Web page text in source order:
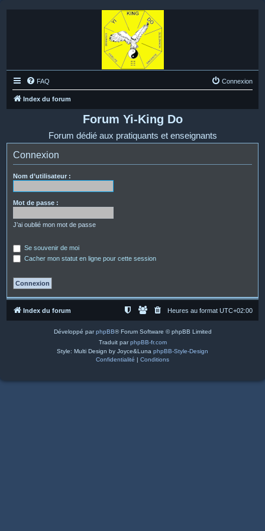
FAQ Connexion
Index du forum
Forum Yi-King Do
Forum dédié aux pratiquants et enseignants
Connexion
Nom d’utilisateur :
Mot de passe :
J’ai oublié mon mot de passe
Se souvenir de moi
Cacher mon statut en ligne pour cette session
Index du forum Heures au format UTC+02:00
Développé parphpBB® Forum Software © phpBB Limited
Traduit parphpBB-fr.com
Style: Multi Design by Joyce&Luna phpBB-Style-Design
Confidentialité | Conditions